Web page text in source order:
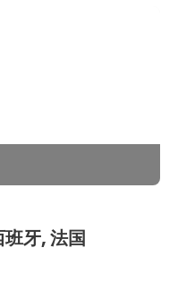
牙, 法国